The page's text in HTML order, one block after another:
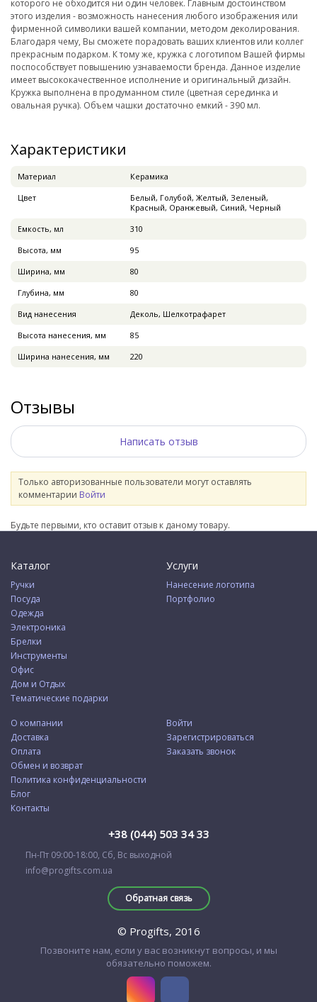
которого не обходится ни один человек. Главным достоинством
этого изделия - возможность нанесения любого изображения или
фирменной символики вашей компании, методом деколирования.
Благодаря чему, Вы сможете порадовать ваших клиентов или коллег
прекрасным подарком. К тому же, кружка с логотипом Вашей фирмы
поспособствует повышению узнаваемости бренда. Данное изделие
имеет высококачественное исполнение и оригинальный дизайн.
Кружка выполнена в продуманном стиле (цветная серединка и
овальная ручка). Объем чашки достаточно емкий - 390 мл.
Характеристики
Материал
Керамика
Цвет
Белый, Голубой, Желтый, Зеленый,
Красный, Оранжевый, Синий, Черный
Емкость, мл
310
Высота, мм
95
Ширина, мм
80
Глубина, мм
80
Вид нанесения
Деколь, Шелкотрафарет
Высота нанесения, мм
85
Ширина нанесения, мм
220
Отзывы
Написать отзыв
Только авторизованные пользователи могут оставлять
комментарии Войти
Будьте первыми, кто оставит отзыв к даному товару.
Каталог
Ручки
Посуда
Одежда
Электроника
Брелки
Инструменты
Офис
Дом и Отдых
Тематические подарки
Услуги
Нанесение логотипа
Портфолио
О компании
Доставка
Оплата
Обмен и возврат
Политика конфиденциальности
Блог
Контакты
Войти
Зарегистрироваться
Заказать звонок
+38 (044) 503 34 33
Пн-Пт 09:00-18:00, Сб, Вс выходной
info@progifts.com.ua
Обратная связь
© Progifts, 2016
Позвоните нам, если у вас возникнут вопросы, и мы
обязательно поможем.